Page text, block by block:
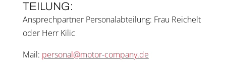
TEI­LUNG:
Ansprech­part­ner Per­so­nal­ab­tei­lung: Frau Rei­chelt
oder Herr Kilic
Mail: personal@motor-company.de